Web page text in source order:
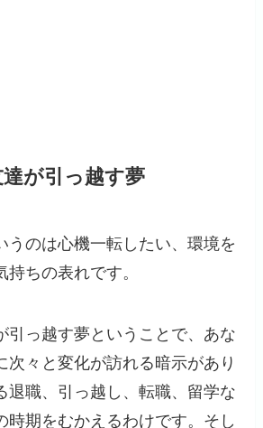
達が引っ越す夢
うのは心機一転したい、環境を
ちの表れです。
引っ越す夢ということで、あな
次々と変化が訪れる暗示があり
退職、引っ越し、転職、留学な
時期をむかえるわけです。そし